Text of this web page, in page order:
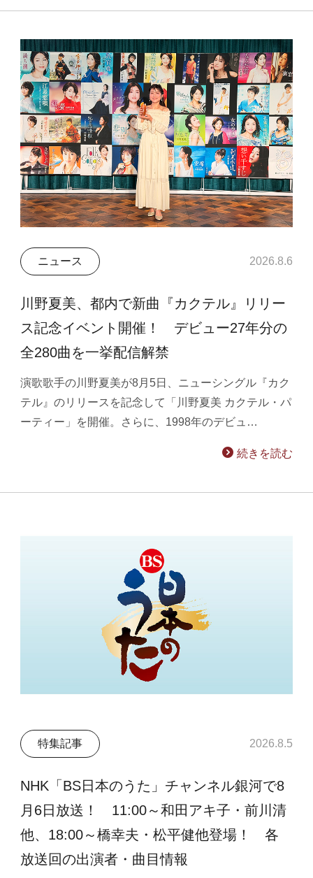
ニュース 2026.8.6
川野夏美、都内で新曲『カクテル』リリー
ス記念イベント開催！ デビュー27年分の
全280曲を一挙配信解禁
演歌歌手の川野夏美が8月5日、ニューシングル『カク
テル』のリリースを記念して「川野夏美 カクテル・パ
ーティー」を開催。さらに、1998年のデビュ…
続きを読む
特集記事 2026.8.5
NHK「BS日本のうた」チャンネル銀河で8
月6日放送！ 11:00～和田アキ子・前川清
他、18:00～橋幸夫・松平健他登場！ 各
放送回の出演者・曲目情報